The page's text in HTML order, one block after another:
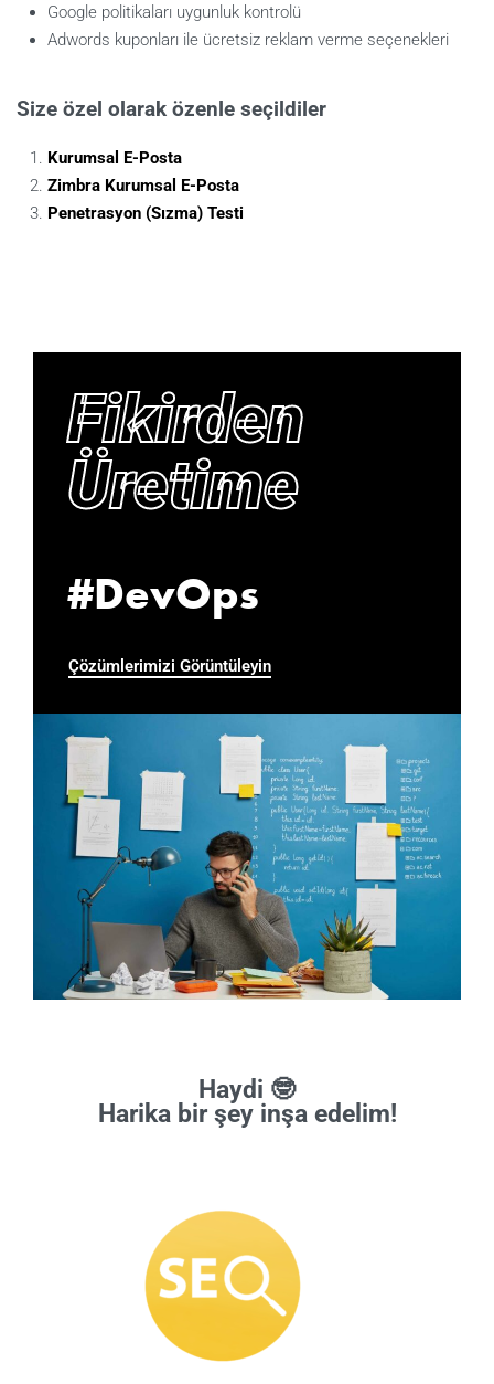
Google politikaları uygunluk kontrolü
Adwords kuponları ile ücretsiz reklam verme seçenekleri
Size özel olarak özenle seçildiler
Kurumsal E-Posta
Zimbra Kurumsal E-Posta
Penetrasyon (Sızma) Testi
Fikirden
Üretime
#DevOps
Çözümlerimizi Görüntüleyin
Haydi 🤓
Harika bir şey inşa edelim!